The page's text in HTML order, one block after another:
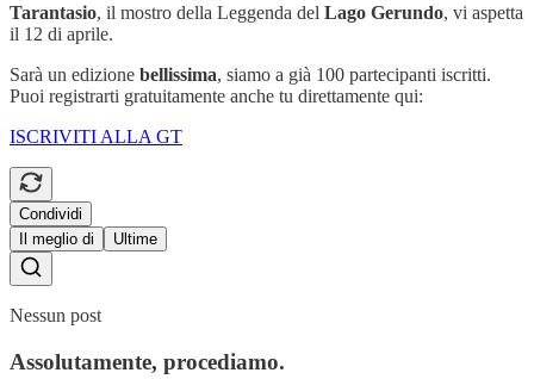
Tarantasio, il mostro della Leggenda del Lago Gerundo, vi aspetta
il 12 di aprile.
Sarà un edizione bellissima, siamo a già 100 partecipanti iscritti.
Puoi registrarti gratuitamente anche tu direttamente qui:
ISCRIVITI ALLA GT
Condividi
Il meglio di
Ultime
Nessun post
Assolutamente, procediamo.